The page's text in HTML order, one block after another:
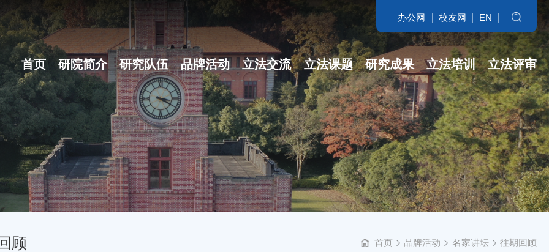
办公网 校友网 EN
搜索
首页 研院简介
研院概况
组织体系
现任领导
行政机构
研究队伍
博士后团队
品牌活动
之江立法论坛
地方立法十大...
名家讲坛
立法沙龙
立法交流
名家访谈
讲坛实录
学科培育
立法课题
省哲社课题
省新型智库课...
立法委托课题
智库自设课题
研究成果
立法研究参考
专著
立法培训
开班盛况
培训交流
立法评审
顾 首页 品牌活动 名家讲坛 往期回顾